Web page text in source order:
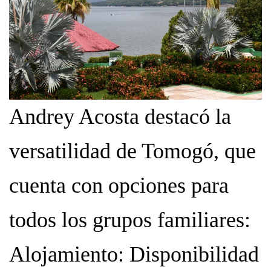
Andrey Acosta destacó la
versatilidad de Tomogó, que
cuenta con opciones para
todos los grupos familiares:
Alojamiento: Disponibilidad